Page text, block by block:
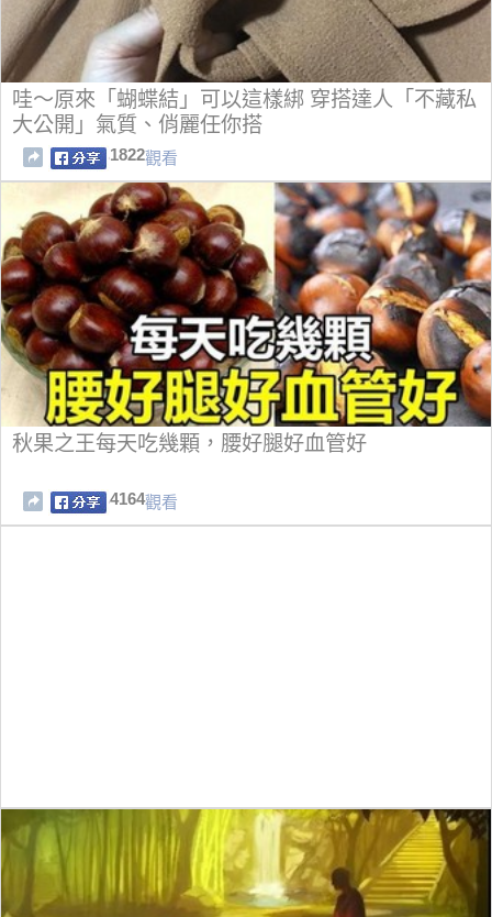
哇～原來「蝴蝶結」可以這樣綁 穿搭達人「不藏私
大公開」氣質、俏麗任你搭
1822觀看
秋果之王每天吃幾顆，腰好腿好血管好
4164觀看